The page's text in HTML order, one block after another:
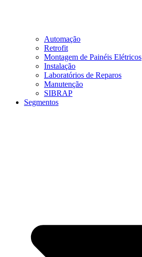
Automação
Retrofit
Montagem de Painéis Elétricos
Instalação
Laboratórios de Reparos
Manutenção
SIBRAP
Segmentos